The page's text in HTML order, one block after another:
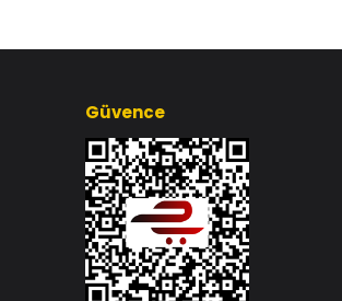
Güvence